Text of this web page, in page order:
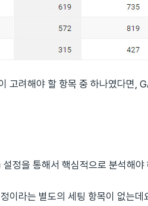
고려해야 할 항목 중 하나였다면,
정을 통해서 핵심적으로 분석해
이라는 별도의 세팅 항목이 없는데